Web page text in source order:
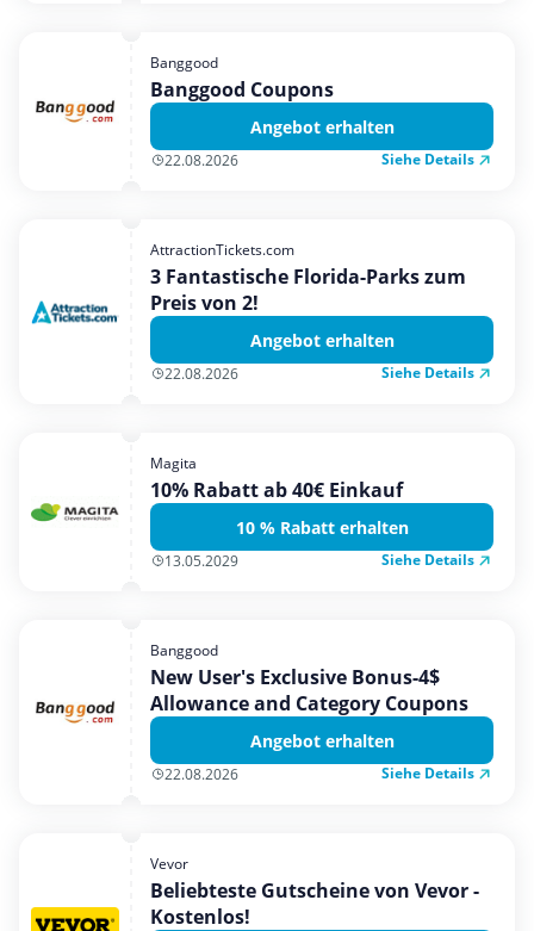
Banggood
Banggood Coupons
Angebot erhalten
22.08.2026 Siehe Details
AttractionTickets.com
3 Fantastische Florida-Parks zum
Preis von 2!
Angebot erhalten
22.08.2026 Siehe Details
Magita
10% Rabatt ab 40€ Einkauf
10 % Rabatt erhalten
13.05.2029 Siehe Details
Banggood
New User's Exclusive Bonus-4$
Allowance and Category Coupons
Angebot erhalten
22.08.2026 Siehe Details
Vevor
Beliebteste Gutscheine von Vevor -
Kostenlos!